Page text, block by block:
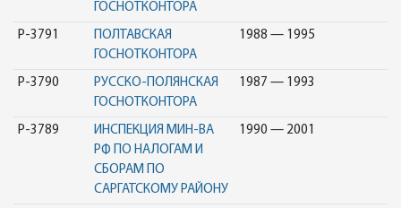
ГОСНОТКОНТОРА
Р-3791
ПОЛТАВСКАЯ
ГОСНОТКОНТОРА
1988 — 1995
Р-3790
РУССКО-ПОЛЯНСКАЯ
ГОСНОТКОНТОРА
1987 — 1993
Р-3789
ИНСПЕКЦИЯ МИН-ВА
РФ ПО НАЛОГАМ И
СБОРАМ ПО
САРГАТСКОМУ РАЙОНУ
1990 — 2001